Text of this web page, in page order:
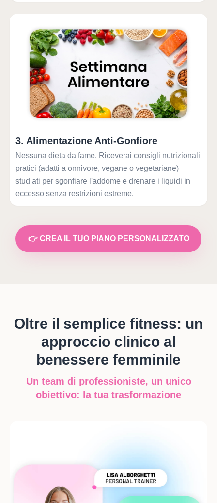
3. Alimentazione Anti-Gonfiore
Nessuna dieta da fame. Riceverai consigli nutrizionali
pratici (adatti a onnivore, vegane o vegetariane)
studiati per sgonfiare l'addome e drenare i liquidi in
eccesso senza restrizioni estreme.
👉 CREA IL TUO PIANO PERSONALIZZATO
Oltre il semplice fitness: un
approccio clinico al
benessere femminile
Un team di professioniste, un unico
obiettivo: la tua trasformazione